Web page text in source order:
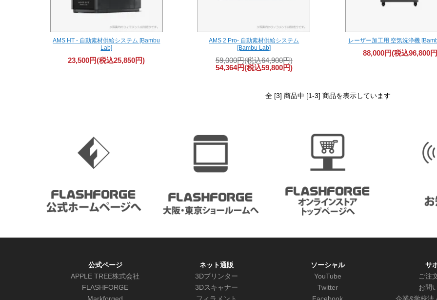
AMS HT - 自動素材供給システム [Bambu
Lab]
23,500円(税込25,850円)
AMS 2 Pro- 自動素材供給システム
[Bambu Lab]
59,000円(税込64,900円)
54,364円(税込59,800円)
レーザー加工用 空気洗浄機
88,000円(税込96,800
全 [3] 商品中 [1-3] 商品を表示しています
公式ページ
APPLE TREE株式会社
FLASHFORGE
ネット通販
3Dプリンター
3Dスキャナー
ソーシャル
YouTube
Twitter
サ
ご注
お問